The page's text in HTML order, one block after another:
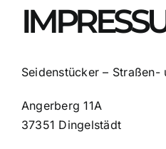
Seidenstücker – Straßen-
Angerberg 11A
37351 Dingelstädt